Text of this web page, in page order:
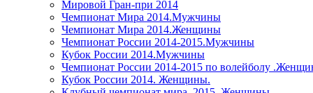
Мировой Гран-при 2014
Чемпионат Мира 2014.Мужчины
Чемпионат Мира 2014.Женщины
Чемпионат России 2014-2015.Мужчины
Кубок России 2014.Мужчины
Чемпионат России 2014-2015 по волейболу
Кубок России 2014. Женщины.